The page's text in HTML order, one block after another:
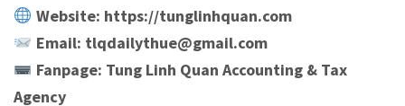
Website: https://tunglinhquan.com
Email: tlqdailythue@gmail.com
Fanpage: Tung Linh Quan Accounting & Tax
Agency